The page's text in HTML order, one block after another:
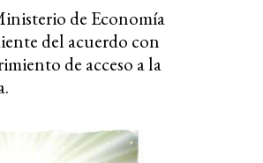
de Economía
del acuerdo con
de acceso a la